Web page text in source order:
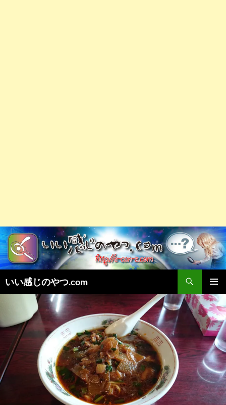
いい感じのやつ.com
索
メインメ
ニュー
ス
キ
ッ